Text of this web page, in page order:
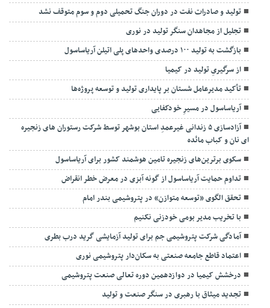
تولید و صادرات نفت در دوران جنگ تحمیلی دوم و سوم متوقف نشد
تجلیل از مجاهدان سنگر تولید در نوری
بازگشت به تولید ۱۰۰ درصدی واحدهای پلی اتیلن آریاساسول
از سرگیریِ تولید در کیمیا
تأکید مدیرعامل شستان بر پایداری تولید و توسعه پروژه‌ها
آریاساسول در مسیرِ خودکفایی
آزادسازی ۵ زندانی غیرعمدِ استان بوشهر توسط شرکت رستوران های زنجیره
ای نان و کباب مائده
سکوی برترین‌های زنجیره تامین هوشمند کشور برای آریاساسول
تداوم حمایت آریاساسول از گونه آبزی در معرض خطر انقراض
تحقق الگوی «توسعه متوازن» در پتروشیمی بندر امام
با تخریب مدیر بومی خودزنی نکنیم
آمادگی شرکت پتروشیمی جم برای تولید آزمایشی گرید درب بطری
اعتماد قاطع جامعه صنعتی به سکان‌دار پتروشیمی نوری
درخشش کیمیا در دوازدهمین دوره تعالی صنعت پتروشیمی
تجدید میثاق با رهبری در سنگر صنعت و تولید